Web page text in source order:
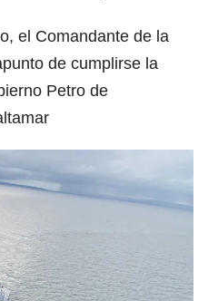
el Comandante de la
de cumplirse la
Petro de